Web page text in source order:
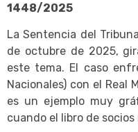
1448/2025
La Sentencia del
de octubre de 2025,
este tema. El caso
Nacionales) con el Real
es un ejemplo muy
cuando el libro de